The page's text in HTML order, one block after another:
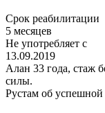
Срок реабилитации
5 месяцев
Не употребляет с
13.09.2019
Алан 33 года, стаж
силы.
Рустам об успешной